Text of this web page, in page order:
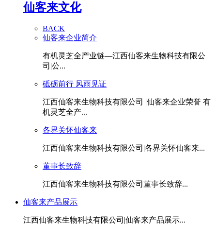
仙客来文化
BACK
仙客来企业简介
有机灵芝全产业链—江西仙客来生物科技有限公
司|公...
砥砺前行 风雨见证
江西仙客来生物科技有限公司 |仙客来企业荣誉 有
机灵芝全产...
各界关怀仙客来
江西仙客来生物科技有限公司|各界关怀仙客来...
董事长致辞
江西仙客来生物科技有限公司董事长致辞...
仙客来产品展示
江西仙客来生物科技有限公司|仙客来产品展示...